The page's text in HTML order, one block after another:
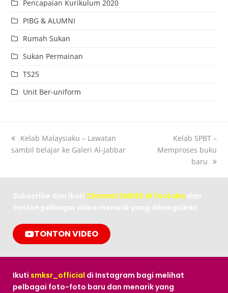
Pencapaian Kurikulum 2020
PIBG & ALUMNI
Rumah Sukan
Sukan Permainan
TS25
Unit Ber-uniform
Kelab Malaysiaku – Lawatan
sambil belajar ke Galeri Al-Jabbar
Kelab SPBT –
Memproses buku
baru
Subscribe dan ikuti Channel SMKSR di Youtube dan
tonton pelbagai video menarik yang dikongsikan.
TONTON VIDEO
Ikuti smksr_official di Instagram bagi melihat
pelbagai foto-foto baru dan menarik yang